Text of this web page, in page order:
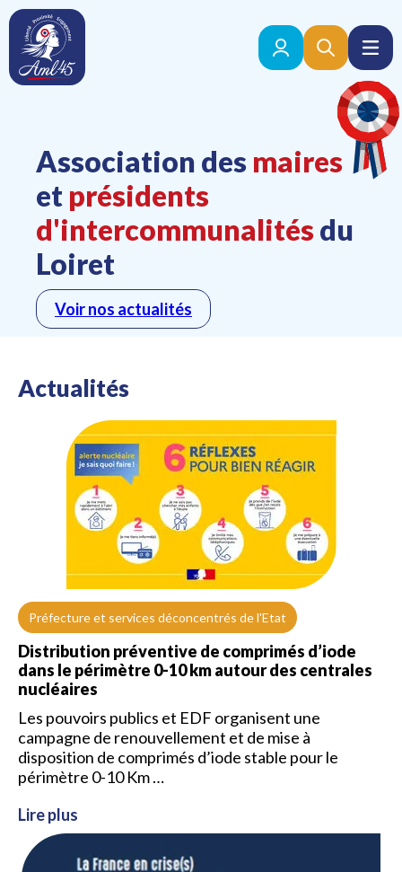
Association des maires
et présidents
d'intercommunalités du
Loiret
Voir nos actualités
Actualités
Préfecture et services déconcentrés de l'Etat
Distribution préventive de comprimés d’iode
dans le périmètre 0-10 km autour des centrales
nucléaires
Les pouvoirs publics et EDF organisent une
campagne de renouvellement et de mise à
disposition de comprimés d’iode stable pour le
périmètre 0-10 Km …
Lire plus